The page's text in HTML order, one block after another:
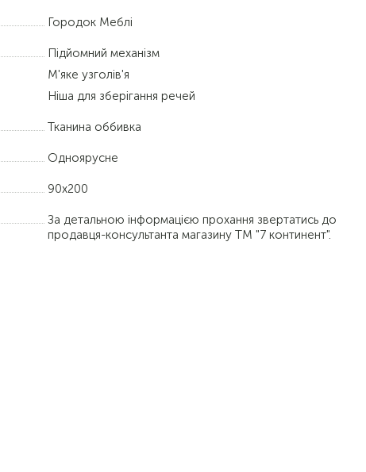
Городок Меблі
Підйомний механізм
М'яке узголів'я
Ніша для зберігання речей
Тканина оббивка
Одноярусне
90х200
За детальною інформацією прохання звертатись до
продавця-консультанта магазину ТМ "7 континент".